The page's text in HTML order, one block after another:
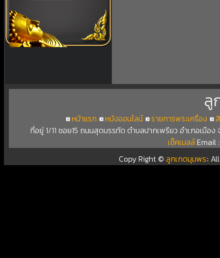
ลู
หน้าแรก หนังออนไลน์ รายการพระเครื่อง
ที่อยู่ 1/11 ซอย15 ถนนสุดบรรทัด ตำบลปากเพรียว อำเภอเมือ
เช็คเมลล์Email
Copy Right ©ลูกเกดมุมพระ